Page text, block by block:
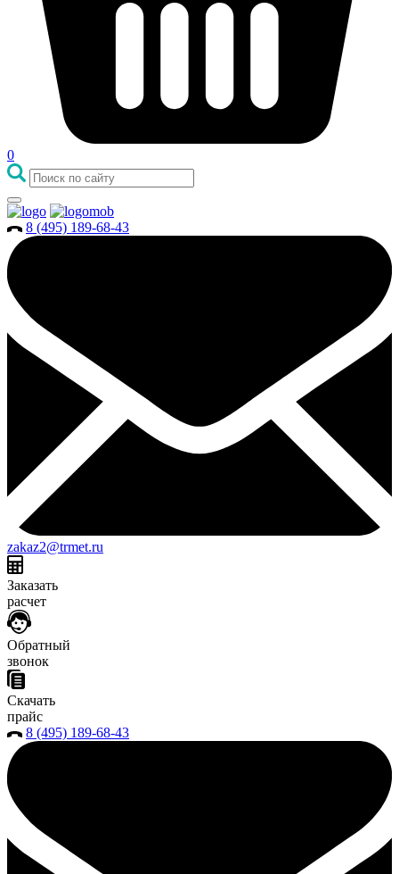
0
8 (495) 189-68-43
zakaz2@trmet.ru
Заказать
расчет
Обратный
звонок
Скачать
прайс
8 (495) 189-68-43